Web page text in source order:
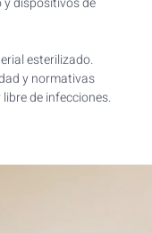
esterilizado.
y normativas
de infecciones.